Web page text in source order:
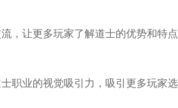
，让更多玩家了解道士的优势和特
职业的视觉吸引力，吸引更多玩家选